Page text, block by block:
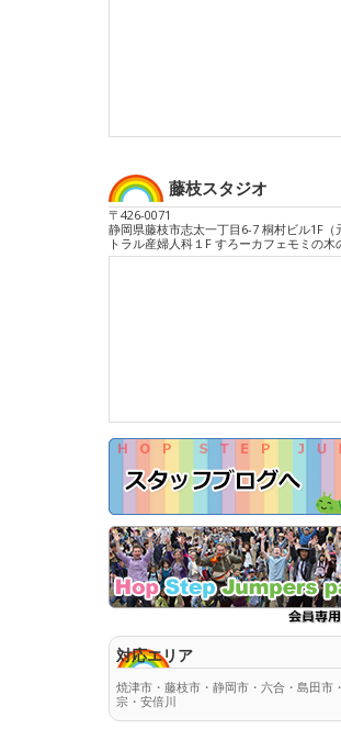
藤枝スタジオ
〒426-0071
静岡県藤枝市志太一丁目6-7 桐村ビル1F（
トラル産婦人科１F すろーカフェモミの木
対応エリア
焼津市・藤枝市・静岡市・六合・島田市
宗・安倍川